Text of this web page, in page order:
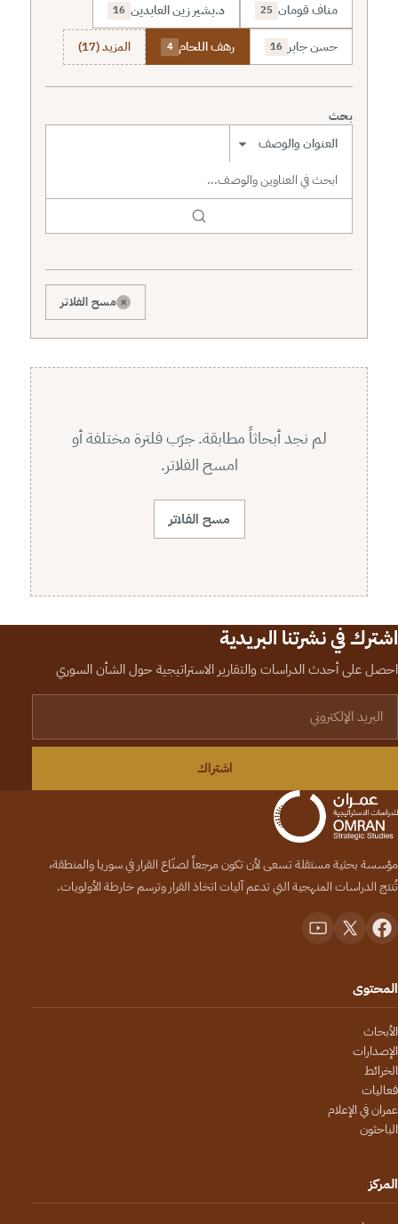
مناف قومان 25 د.بشير زين العابدين 16
حسن جابر 16 رهف اللحام 4 المزيد (17)
بحث
نطاق البحث
× مسح الفلاتر
لم نجد أبحاثاً مطابقة. جرّب فلترة مختلفة أو
امسح الفلاتر.
مسح الفلاتر
اشترك في نشرتنا البريدية
احصل على أحدث الدراسات والتقارير الاستراتيجية حول الشأن السوري
اشتراك
مؤسسة بحثية مستقلة تسعى لأن تكون مرجعاً لصنّاع القرار في سوريا والمنطقة،
تُنتج الدراسات المنهجية التي تدعم آليات اتخاذ القرار وترسم خارطة الأولويات.
المحتوى
الأبحاث
الإصدارات
الخرائط
فعاليات
عمران في الإعلام
الباحثون
المركز